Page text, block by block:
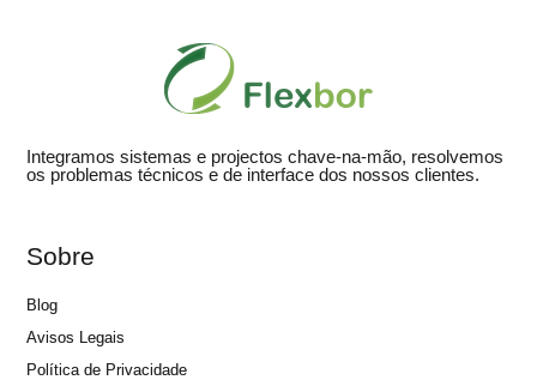
Integramos sistemas e projectos chave-na-mão, resolvemos
os problemas técnicos e de interface dos nossos clientes.
Sobre
Blog
Avisos Legais
Política de Privacidade